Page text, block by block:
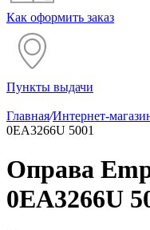
Как оформить заказ
Пункты выдачи
Главная/Интернет-
0EA3266U 5001
Оправа
0EA3266U